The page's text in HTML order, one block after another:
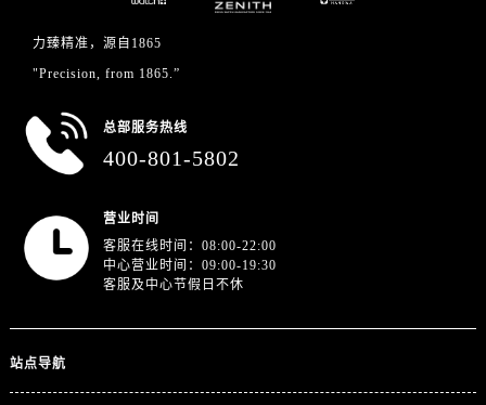
力臻精准，源自1865
"Precision, from 1865.”
总部服务热线
400-801-5802
营业时间
客服在线时间：08:00-22:00
中心营业时间：09:00-19:30
客服及中心节假日不休
站点导航